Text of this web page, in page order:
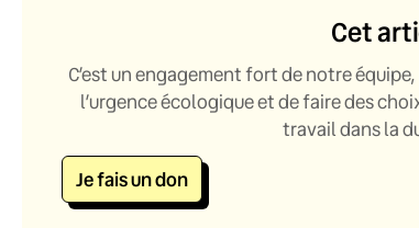
Cet
C’est un engagement fort de notre
l’urgence écologique et de faire des
travail dans la
Je fais un don